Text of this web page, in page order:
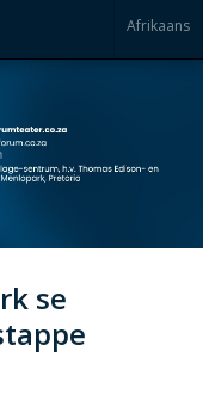
Afrikaans
se